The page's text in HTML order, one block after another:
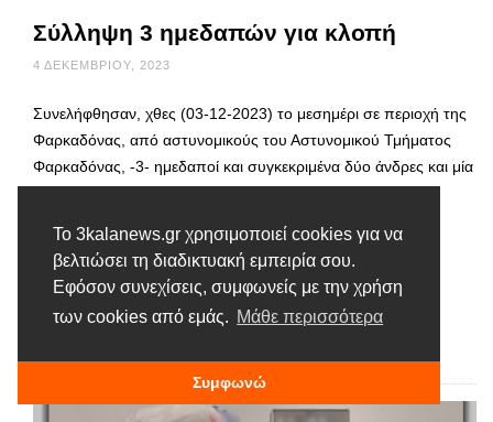
Το 3kalanews.gr χρησιμοποιεί cookies για να
βελτιώσει τη διαδικτυακή εμπειρία σου.
Εφόσον συνεχίσεις, συμφωνείς με την χρήση
των cookies από εμάς. Μάθε περισσότερα
Συμφωνώ
Σύλληψη 3 ημεδαπών για κλοπή
4 ΔΕΚΕΜΒΡΊΟΥ, 2023
Συνελήφθησαν, χθες (03-12-2023) το μεσημέρι σε περιοχή της
Φαρκαδόνας, από αστυνομικούς του Αστυνομικού Τμήματος
Φαρκαδόνας, -3- ημεδαποί και συγκεκριμένα δύο άνδρες και μία
φόρτωναν σε Ι.Χ. Φορτηγό αυτοκίνητο, ιδιοκτησίας της
ημεδαπής δράστιδας. Το προαναφερόμενο όχημα και τα
αφαιρεθέντα αντικείμενα κατασχέθηκαν.